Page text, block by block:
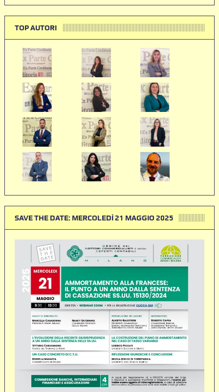
TOP AUTORI
SAVE THE DATE: MERCOLEDÌ 21 MAGGIO 2025